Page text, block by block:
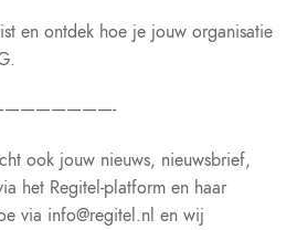
en ontdek hoe je jouw organisatie
ook jouw nieuws, nieuwsbrief,
het Regitel-platform en haar
via info@regitel.nl en wij